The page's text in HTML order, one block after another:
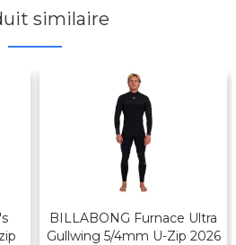
similaire
BILLABONG Furnace Ultra
Gullwing 5/4mm U-Zip 2026